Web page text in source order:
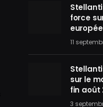
force
11
sur le
fin août
3